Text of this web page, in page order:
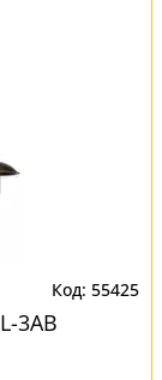
55425
3AB